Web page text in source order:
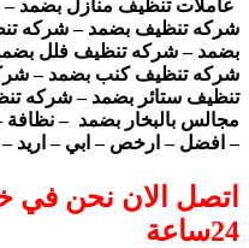
عاملات تنظيف منازل بضمد
شركه تنظيف بضمد – شركه
بضمد – شركه تنظيف فلل
شركه تنظيف كنب بضمد –
تنظيف ستائر بضمد – شركه
مجالس بالبخار بضمد –
– افضل – ارخص – ابي – اريد –
اتصل الان نحن في
24ساعة